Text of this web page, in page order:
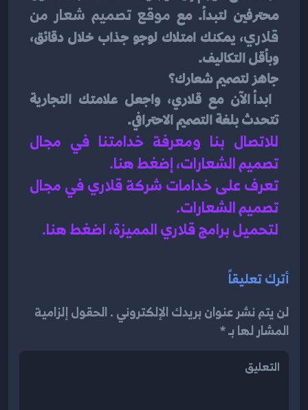
محترفين لتبدأ. مع
قلاري
وبأقل التكاليف.
جاهز لتصميم شعارك؟
تتحدث بلغة التصميم الاحترافي.
تصميم الشعارات، إضغط هنا.
تصميم الشعارات.
لتحميل برامج قلاري المميزة، اضغط هنا.
أترك تعليقاً
لن يتم نشر عنوان بريدك الإلكتروني . الحقول إلزامية
المشار لها بـ *